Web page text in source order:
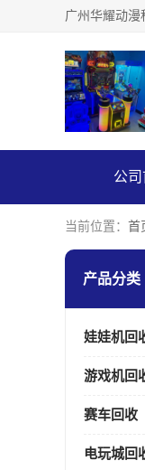
公
当前位置： 首
产品分类
娃娃机回
游戏机回
赛车回收
电玩城回